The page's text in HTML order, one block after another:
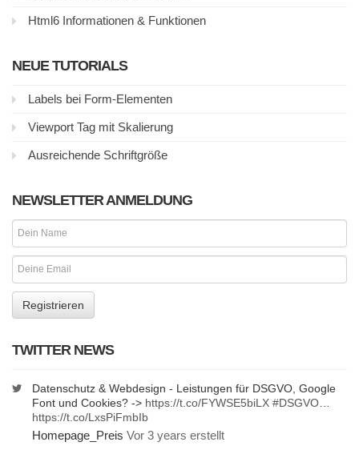
Html6 Informationen & Funktionen
NEUE TUTORIALS
Labels bei Form-Elementen
Viewport Tag mit Skalierung
Ausreichende Schriftgröße
NEWSLETTER ANMELDUNG
TWITTER NEWS
Datenschutz & Webdesign - Leistungen für DSGVO, Google
Font und Cookies? -> https://t.co/FYWSE5biLX #DSGVO
https://t.co/LxsPiFmbIb
Homepage_Preis Vor 3 years erstellt